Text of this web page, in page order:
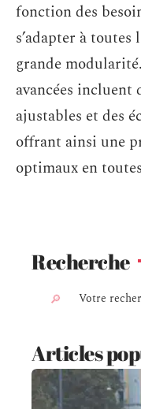
fonction des
s’adapter à
grande
avancées incluent
ajustables et des
offrant ainsi une
optimaux en
Recherche
Articles